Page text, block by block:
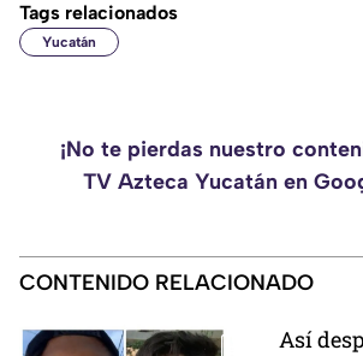
Tags relacionados
Yucatán
¡No te pierdas nuestro
TV Azteca Yucatán en
CONTENIDO RELACIONADO
Así